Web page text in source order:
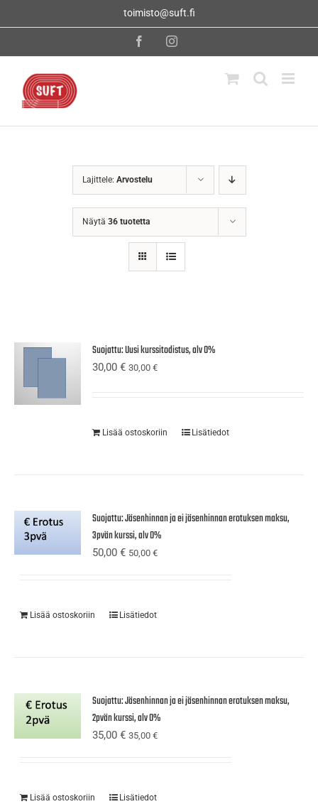
toimisto@suft.fi
FacebookInstagram
Lajittele: Arvostelu
Näytä 36 tuotetta
Suojattu: Uusi kurssitodistus, alv 0%
30,00€ 30,00€
Lisää ostoskoriin Lisätiedot
Suojattu: Jäsenhinnan ja ei jäsenhinnan erotuksen maksu,
3pvän kurssi, alv 0%
50,00€ 50,00€
Lisää ostoskoriin Lisätiedot
Suojattu: Jäsenhinnan ja ei jäsenhinnan erotuksen maksu,
2pvän kurssi, alv 0%
35,00€ 35,00€
Lisää ostoskoriin Lisätiedot